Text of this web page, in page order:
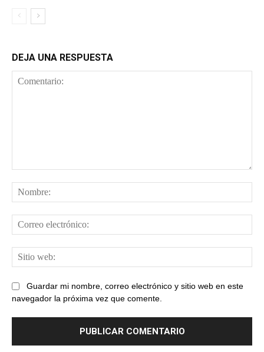
DEJA UNA RESPUESTA
Guardar mi nombre, correo electrónico y sitio web en este
navegador la próxima vez que comente.